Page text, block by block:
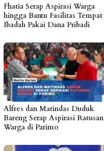
Fhatia Serap Aspirasi Warga
hingga Bantu Fasilitas Tempat
Ibadah Pakai Dana Pribadi
Alfres dan Matindas Duduk
Bareng Serap Aspirasi Ratusan
Warga di Parimo